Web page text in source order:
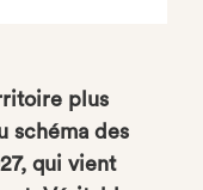
plus
schéma des
qui vient